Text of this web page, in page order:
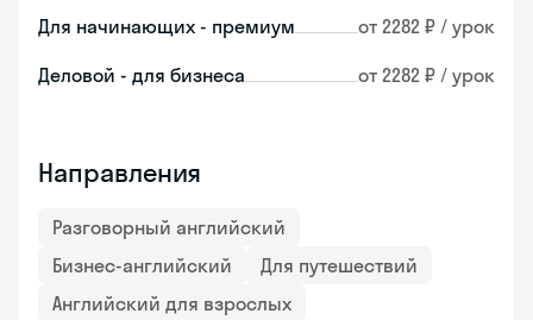
Для начинающих - премиум от 2282 ₽ / урок
Деловой - для бизнеса от 2282 ₽ / урок
Направления
Разговорный английский
Бизнес-английский
Для путешествий
Английский для взрослых